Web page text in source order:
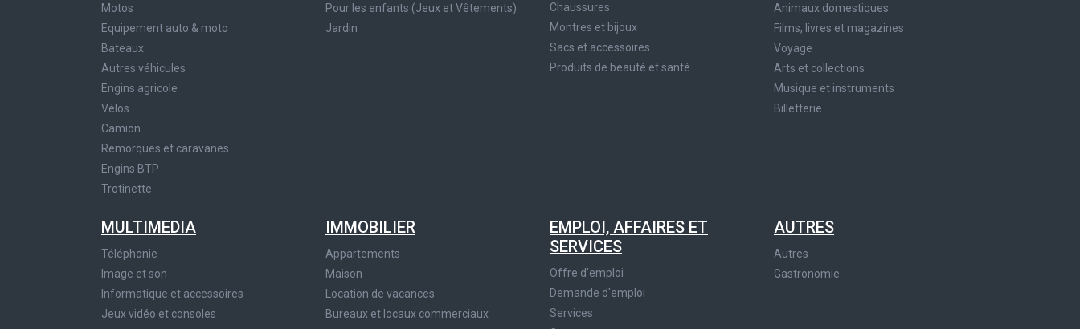
Motos
Equipement auto & moto
Bateaux
Autres véhicules
Engins agricole
Vélos
Camion
Remorques et caravanes
Engins BTP
Trotinette
Pour les enfants (Jeux et Vêtements)
Jardin
Chaussures
Montres et bijoux
Sacs et accessoires
Produits de beauté et santé
Animaux domestiques
Films, livres et magazines
Voyage
Arts et collections
Musique et instruments
Billetterie
MULTIMEDIA
Téléphonie
Image et son
Informatique et accessoires
Jeux vidéo et consoles
IMMOBILIER
Appartements
Maison
Location de vacances
Bureaux et locaux commerciaux
EMPLOI, AFFAIRES ET
SERVICES
Offre d'emploi
Demande d'emploi
Services
AUTRES
Autres
Gastronomie